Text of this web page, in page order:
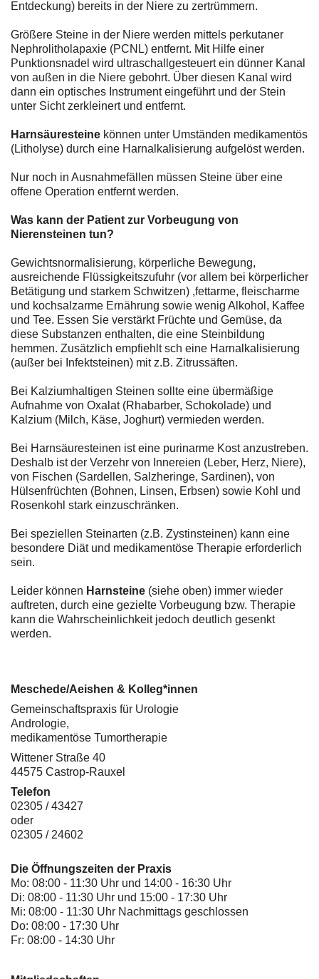
Entdeckung) bereits in der Niere zu zertrümmern.
Größere Steine in der Niere werden mittels perkutaner
Nephrolitholapaxie (PCNL) entfernt. Mit Hilfe einer
Punktionsnadel wird ultraschallgesteuert ein dünner Kanal
von außen in die Niere gebohrt. Über diesen Kanal wird
dann ein optisches Instrument eingeführt und der Stein
unter Sicht zerkleinert und entfernt.
Harnsäuresteine können unter Umständen medikamentös
(Litholyse) durch eine Harnalkalisierung aufgelöst werden.
Nur noch in Ausnahmefällen müssen Steine über eine
offene Operation entfernt werden.
Was kann der Patient zur Vorbeugung von
Nierensteinen tun?
Gewichtsnormalisierung, körperliche Bewegung,
ausreichende Flüssigkeitszufuhr (vor allem bei körperlicher
Betätigung und starkem Schwitzen) ,fettarme, fleischarme
und kochsalzarme Ernährung sowie wenig Alkohol, Kaffee
und Tee. Essen Sie verstärkt Früchte und Gemüse, da
diese Substanzen enthalten, die eine Steinbildung
hemmen. Zusätzlich empfiehlt sch eine Harnalkalisierung
(außer bei Infektsteinen) mit z.B. Zitrussäften.
Bei Kalziumhaltigen Steinen sollte eine übermäßige
Aufnahme von Oxalat (Rhabarber, Schokolade) und
Kalzium (Milch, Käse, Joghurt) vermieden werden.
Bei Harnsäuresteinen ist eine purinarme Kost anzustreben.
Deshalb ist der Verzehr von Innereien (Leber, Herz, Niere),
von Fischen (Sardellen, Salzheringe, Sardinen), von
Hülsenfrüchten (Bohnen, Linsen, Erbsen) sowie Kohl und
Rosenkohl stark einzuschränken.
Bei speziellen Steinarten (z.B. Zystinsteinen) kann eine
besondere Diät und medikamentöse Therapie erforderlich
sein.
Leider können Harnsteine (siehe oben) immer wieder
auftreten, durch eine gezielte Vorbeugung bzw. Therapie
kann die Wahrscheinlichkeit jedoch deutlich gesenkt
werden.
Meschede/Aeishen & Kolleg*innen
Gemeinschaftspraxis für Urologie
Andrologie,
medikamentöse Tumortherapie
Wittener Straße 40
44575 Castrop-Rauxel
Telefon
02305 / 43427
oder
02305 / 24602
Die Öffnungszeiten der Praxis
Mo: 08:00 - 11:30 Uhr und 14:00 - 16:30 Uhr
Di: 08:00 - 11:30 Uhr und 15:00 - 17:30 Uhr
Mi: 08:00 - 11:30 Uhr Nachmittags geschlossen
Do: 08:00 - 17:30 Uhr
Fr: 08:00 - 14:30 Uhr